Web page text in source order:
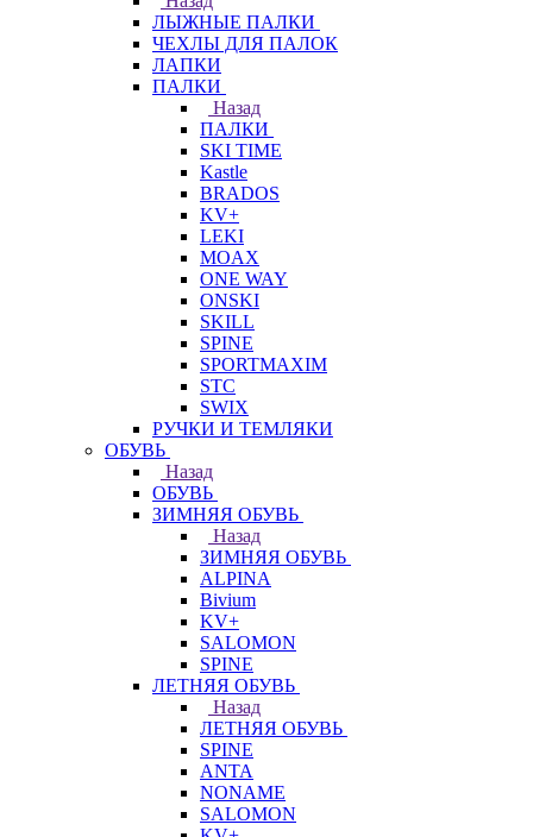
ЛЫЖНЫЕ ПАЛКИ
ЧЕХЛЫ ДЛЯ ПАЛОК
ЛАПКИ
ПАЛКИ
Назад
ПАЛКИ
SKI TIME
Kastle
BRADOS
KV+
LEKI
MOAX
ONE WAY
ONSKI
SKILL
SPINE
SPORTMAXIM
STC
SWIX
РУЧКИ И ТЕМЛЯКИ
ОБУВЬ
Назад
ОБУВЬ
ЗИМНЯЯ ОБУВЬ
Назад
ЗИМНЯЯ ОБУВЬ
ALPINA
Bivium
KV+
SALOMON
SPINE
ЛЕТНЯЯ ОБУВЬ
Назад
ЛЕТНЯЯ ОБУВЬ
SPINE
ANTA
NONAME
SALOMON